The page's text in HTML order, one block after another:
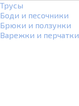
Трусы
Боди и песочники
Брюки и ползунки
Варежки и перчатки